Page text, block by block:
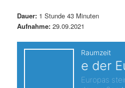
ip
Dauer: 1 Stunde 43 Minuten
Aufnahme: 29.09.2021